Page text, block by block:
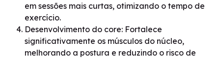
em sessões mais curtas, otimizando o tempo de
exercício.
Desenvolvimento do core: Fortalece
significativamente os músculos do núcleo,
melhorando a postura e reduzindo o risco de